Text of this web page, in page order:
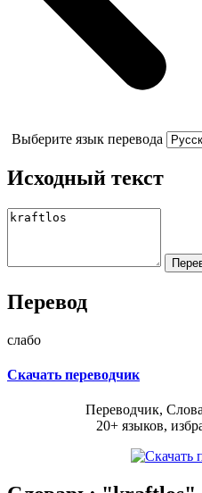
Выберите язык перевода
Исходный текст
Перевод
слабо
Скачать переводчик
Переводчик,
20+ языков,